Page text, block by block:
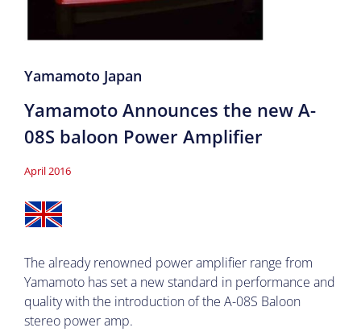
Yamamoto Japan
Yamamoto Announces the new A-
08S baloon Power Amplifier
April 2016
The already renowned power amplifier range from
Yamamoto has set a new standard in performance and
quality with the introduction of the A-08S Baloon
stereo power amp.